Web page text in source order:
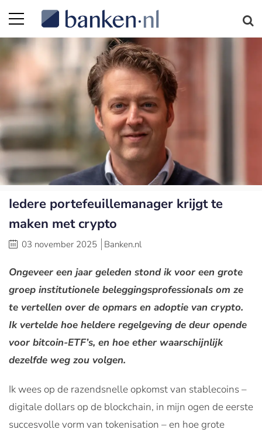
Iedere portefeuillemanager krijgt te
maken met crypto
03 november 2025 Banken.nl
Ongeveer een jaar geleden stond ik voor een grote
groep institutionele beleggingsprofessionals om ze
te vertellen over de opmars en adoptie van crypto.
Ik vertelde hoe heldere regelgeving de deur opende
voor bitcoin-ETF’s, en hoe ether waarschijnlijk
dezelfde weg zou volgen.
Ik wees op de razendsnelle opkomst van stablecoins –
digitale dollars op de blockchain, in mijn ogen de eerste
succesvolle vorm van tokenisation – en hoe grote